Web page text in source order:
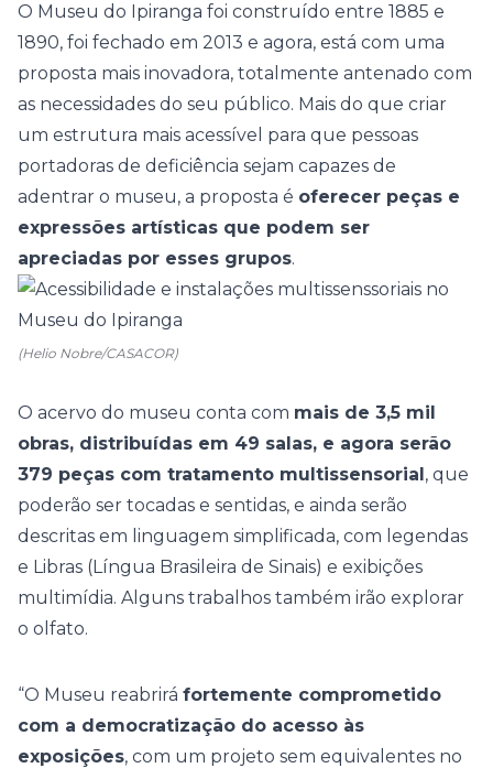
O Museu do Ipiranga foi construído entre 1885 e
1890, foi fechado em 2013 e agora, está com uma
proposta mais inovadora, totalmente antenado com
as necessidades do seu público. Mais do que criar
um estrutura mais acessível para que pessoas
portadoras de deficiência sejam capazes de
adentrar o museu, a proposta é oferecer peças e
expressões artísticas que podem ser
apreciadas por esses grupos.
(Helio Nobre/CASACOR)
O acervo do museu conta com mais de 3,5 mil
obras, distribuídas em 49 salas, e agora serão
379 peças com tratamento multissensorial, que
poderão ser tocadas e sentidas, e ainda serão
descritas em linguagem simplificada, com legendas
e Libras (Língua Brasileira de Sinais) e exibições
multimídia. Alguns trabalhos também irão explorar
o olfato.
“O Museu reabrirá fortemente comprometido
com a democratização do acesso às
exposições, com um projeto sem equivalentes no